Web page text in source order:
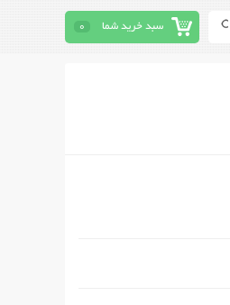
سبد خرید شما 0